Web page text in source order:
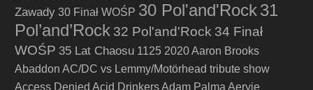
Zawady 30 Finał WOŚP 30 Pol'and'Rock31
Pol’and’Rock 32 Pol'and'Rock 34 Finał
WOŚP 35 Lat Chaosu 1125 2020Aaron Brooks
Abaddon AC/DC vs Lemmy/Motörhead tribute show
Access Denied Acid DrinkersAdam Palma Aeryie